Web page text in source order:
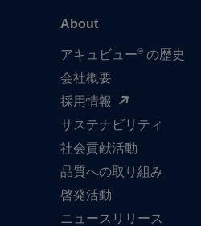
About
アキュビュー® の歴史
会社概要
採用情報
サステナビリティ
社会貢献活動
品質への​取り組み
啓発活動
ニュースリリース